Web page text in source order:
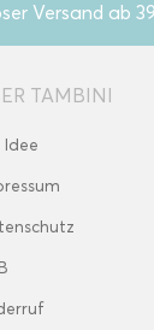
Versand ab
TAMBINI
Idee